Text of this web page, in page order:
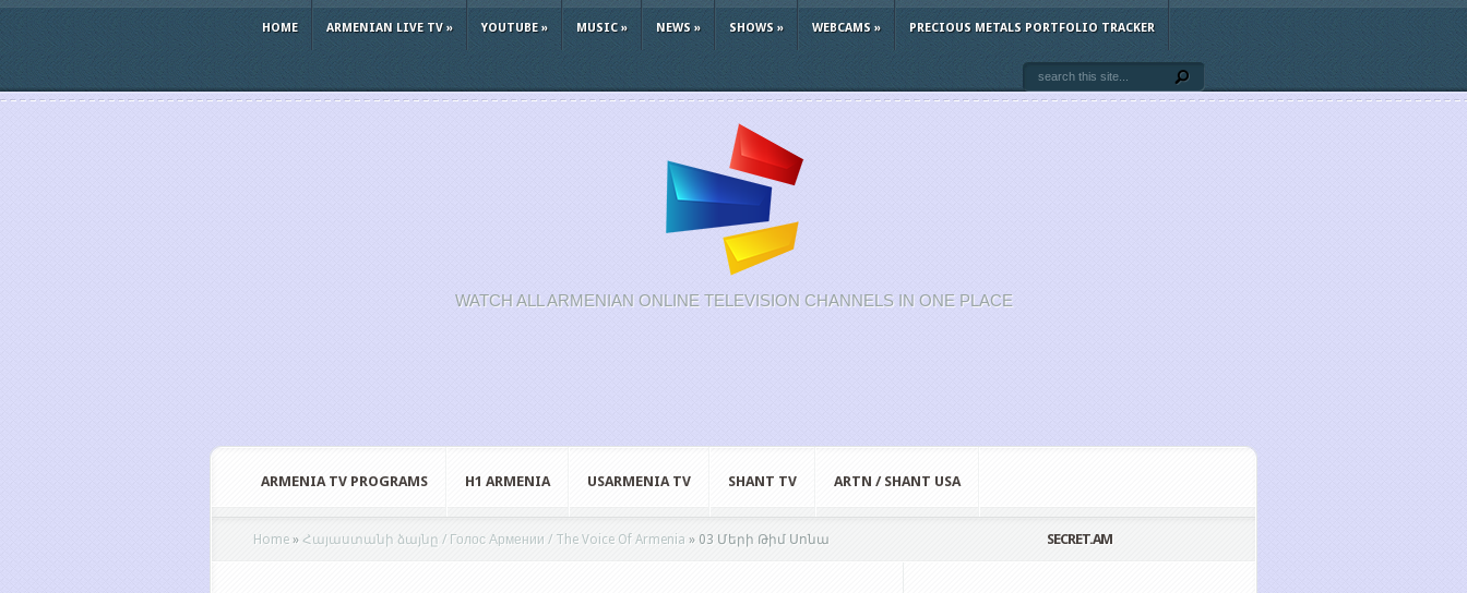
HOME ARMENIAN LIVE TV» YOUTUBE» MUSIC» NEWS » SHOWS » WEBCAMS » PRECIOUS METALS PORTFOLIO TRACKER
WATCH ALL ARMENIAN ONLINE TELEVISION CHANNELS IN ONE PLACE
ARMENIA TV PROGRAMS H1 ARMENIA USARMENIA TV SHANT TV ARTN / SHANT USA
Home » Հայաստանի ձայնը / Голос Армении / The Voice Of Armenia » 03 Մերի Թիմ Սոնա SECRET.AM